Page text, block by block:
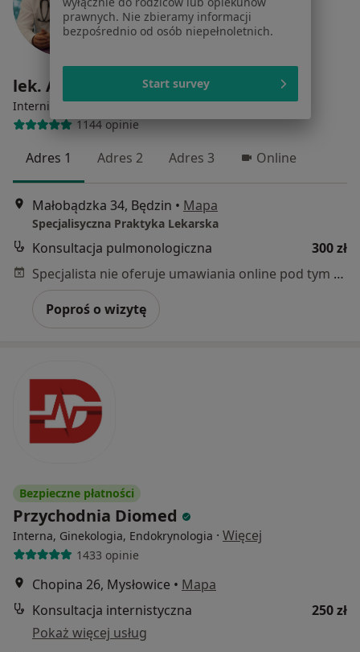
lek. Arkadiusz Brodowski
Internista, Pulmonolog·Więcej
1144 opinie
Adres 1 Adres 2 Adres 3 Online
Małobądzka 34, Będzin • Mapa
Specjalisyczna Praktyka Lekarska
Konsultacja pulmonologiczna
300 zł
Specjalista nie oferuje umawiania online pod tym adresem.
Poproś o wizytę
Bezpieczne płatności
Przychodnia Diomed
Interna, Ginekologia, Endokrynologia · Więcej
1433 opinie
Chopina 26, Mysłowice • Mapa
Konsultacja internistyczna
250 zł
Pokaż więcej usług
prawnych. Nie zbieramy informacji
bezpośrednio od osób niepełnoletnich.
Start survey